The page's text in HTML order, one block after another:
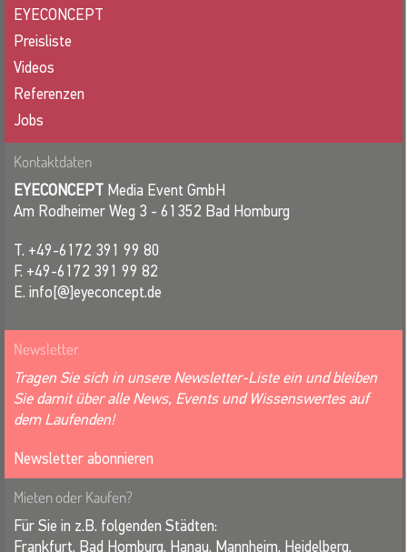
EYECONCEPT
Preisliste
Videos
Referenzen
Jobs
Kontaktdaten
EYECONCEPT Media Event GmbH
Am Rodheimer Weg 3 - 61352 Bad Homburg
T. +49-6172 391 99 80
F. +49-6172 391 99 82
E. info[@]eyeconcept.de
Newsletter
Tragen Sie sich in unsere Newsletter-Liste ein und bleiben
Sie damit über alle News, Events und Wissenswertes auf
dem Laufenden!
Newsletter abonnieren
Mieten oder Kaufen?
Für Sie in z.B. folgenden Städten:
Frankfurt, Bad Homburg, Hanau, Mannheim, Heidelberg,